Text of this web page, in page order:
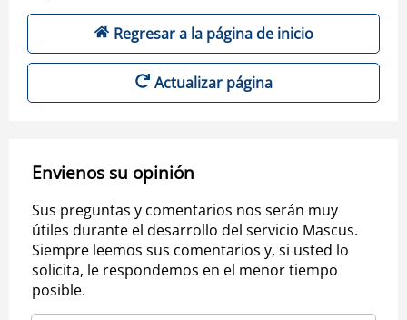
Regresar a la página de inicio
Actualizar página
Envienos su opinión
Sus preguntas y comentarios nos serán muy
útiles durante el desarrollo del servicio Mascus.
Siempre leemos sus comentarios y, si usted lo
solicita, le respondemos en el menor tiempo
posible.